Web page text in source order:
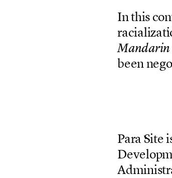
Inthiscon
racializati
Mandarin
beennego
ParaSitei
Developm
Administr